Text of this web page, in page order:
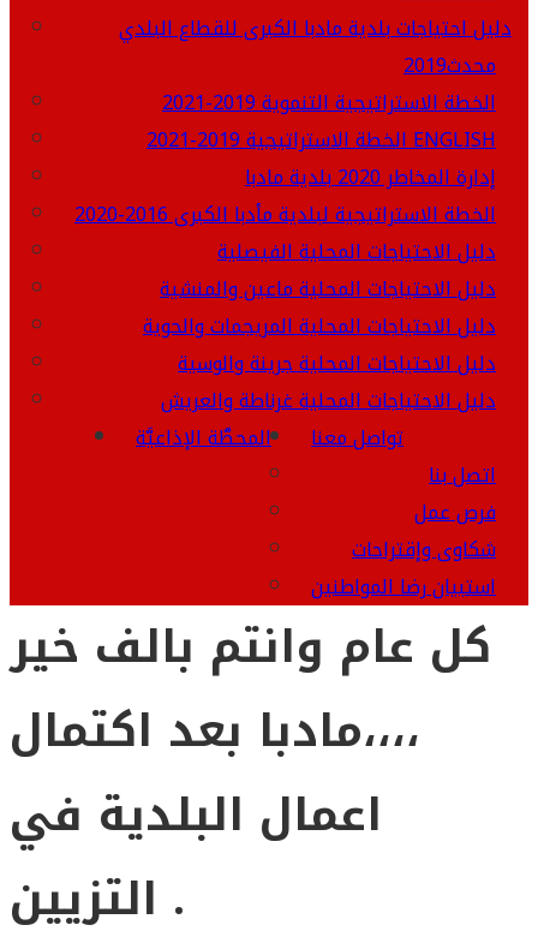
دليل احتياجات بلدية مادبا الكبرى للقطاع البلدي
محدث2019
الخطة الاستراتيجية التنموية 2019-2021
الخطة الاستراتيجية 2019-2021 ENGLISH
إدارة المخاطر 2020 بلدية مادبا
الخطة الاستراتيجية لبلدية مأدبا الكبرى 2016-2020
دليل الاحتياجات المحلية الفيصلية
دليل الاحتياجات المحلية ماعين والمنشية
دليل الاحتياجات المحلية المريجمات والحوية
دليل الاحتياجات المحلية جرينة والوسية
دليل الاحتياجات المحلية غرناطة والعريش
تواصل معنا
اتصل بنا
فرص عمل
شكاوى وإقتراحات
استبيان رضا المواطنين
المحطَّة الإذاعيَّة
كل عام وانتم بالف خير
،،،،مادبا بعد اكتمال
اعمال البلدية في
التزيين .